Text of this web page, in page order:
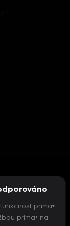
prima+
prima+ na